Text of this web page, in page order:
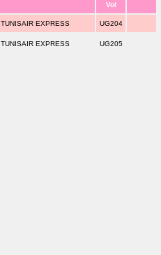
Vol
TUNISAIR EXPRESS UG204
TUNISAIR EXPRESS UG205